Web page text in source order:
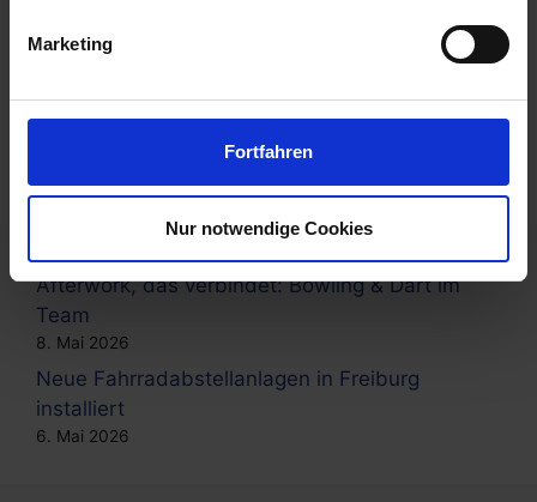
Marketing
Fortfahren
Nur notwendige Cookies
unserer Zugangstechnik
22. Mai 2026
Mehr Komfort und Sicherheit am Flughafen
Köln/Bonn
Heimat modern verbinden: Neue Bike-
Hotels in Baal eröffnet
Afterwork, das verbindet: Bowling & Dart im
Team
8. Mai 2026
Neue Fahrradabstellanlagen in Freiburg
installiert
6. Mai 2026